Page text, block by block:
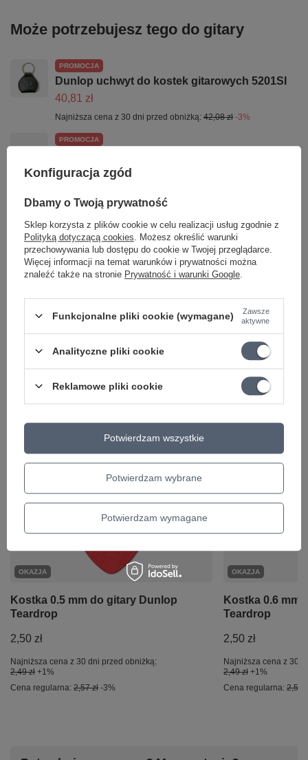
Może potrzebujesz tego do gitary
PROMOCJA
Dunlop uchwyt do kostek gitarowych 5201SI
40,81 zł
Najniższa cena z 30 dni przed obniżką: 42,08 zł -3%
PROMOCJA
rozmiar M
Najniższa cena z 30 dni przed obniżką:
OKAZJA
Stroik, tuner do gitary PW-CT-17BK D'addario
Eclipse Headstock
63,81 zł
Dunlop 100 SI korbka do nawijania strun
18,98 zł
-3%
Ciekawostki do gitary
OKAZJA
Kostka 0.5 mm do gitary Dunlop
Teardrop
2,50 zł
Najniższa cena z 30 dni przed obniżką:
2,49 zł +1%
Cena regularna: 2,57 zł -3%
OKAZJA
Kostka 0.6 mm
Teardrop
2,50 zł
Najniższa cena z 30
2,49 zł +1%
Cena regularna: 2,57
Konfiguracja zgód
Dbamy o Twoją prywatność
Sklep korzysta z plików cookie w celu realizacji usług zgodnie z
Polityką dotyczącą cookies . Możesz określić warunki
przechowywania lub dostępu do cookie w Twojej przeglądarce.
Więcej informacji na temat warunków i prywatności można
znaleźć także na stronie Prywatność i warunki Google
Funkcjonalne pliki cookie (wymagane)
Zawsze
aktywne
Analityczne pliki cookie
Reklamowe pliki cookie
Potwierdzam wybrane
Potwierdzam wymagane
Potwierdzam wszystkie